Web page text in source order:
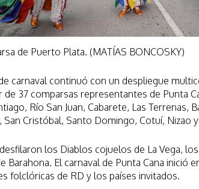
de Puerto Plata. (MATÍAS BONCOSKY)
carnaval continuó con un despliegue
de 37 comparsas representantes de Punta
Río San Juan, Cabarete, Las Terrenas,
San Cristóbal, Santo Domingo, Cotuí, Nizao
los Diablos cojuelos de La Vega,
Barahona. El carnaval de Punta Cana inició
folclóricas de RD y los países invitados.